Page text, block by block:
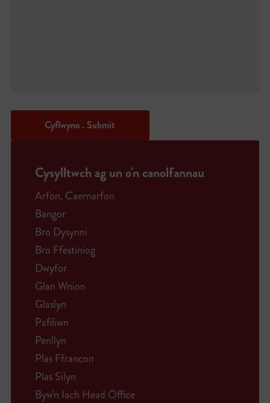
Cyflwyno . Submit
Cysylltwch ag un o'n canolfannau
Arfon, Caernarfon
Bangor
Bro Dysynni
Bro Ffestiniog
Dwyfor
Glan Wnion
Glaslyn
Pafiliwn
Penllyn
Plas Ffrancon
Plas Silyn
Byw'n Iach Head Office